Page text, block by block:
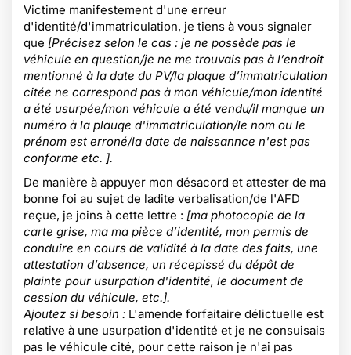
Victime manifestement d'une erreur
d'identité/d'immatriculation, je tiens à vous signaler
que [Précisez selon le cas : je ne possède pas le
véhicule en question/je ne me trouvais pas à l’endroit
mentionné à la date du PV/la plaque d’immatriculation
citée ne correspond pas à mon véhicule/mon identité
a été usurpée/mon véhicule a été vendu/il manque un
numéro à la plauqe d'immatriculation/le nom ou le
prénom est erroné/la date de naissannce n'est pas
conforme etc. ].
De manière à appuyer mon désacord et attester de ma
bonne foi au sujet de ladite verbalisation/de l'AFD
reçue, je joins à cette lettre : [ma photocopie de la
carte grise, ma ma pièce d’identité, mon permis de
conduire en cours de validité à la date des faits, une
attestation d’absence, un récepissé du dépôt de
plainte pour usurpation d'identité, le document de
cession du véhicule, etc.].
Ajoutez si besoin : L'amende forfaitaire délictuelle est
relative à une usurpation d'identité et je ne consuisais
pas le véhicule cité, pour cette raison je n'ai pas